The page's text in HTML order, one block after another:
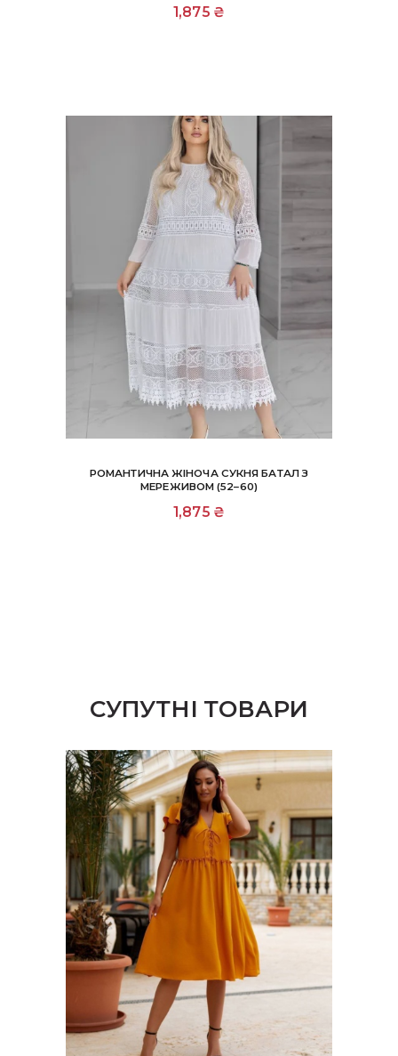
1,875 ₴
РОМАНТИЧНА ЖІНОЧА СУКНЯ БАТАЛ З
МЕРЕЖИВОМ (52–60)
1,875 ₴
СУПУТНІ ТОВАРИ